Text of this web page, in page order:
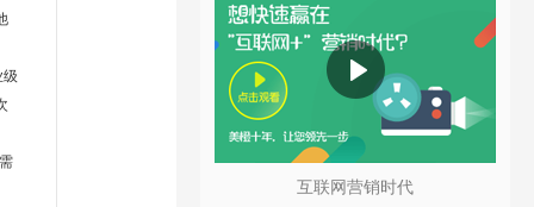
级
互联网营销时代